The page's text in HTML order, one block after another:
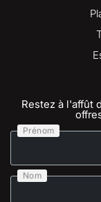
Restez à l'affût
Prénom
Nom